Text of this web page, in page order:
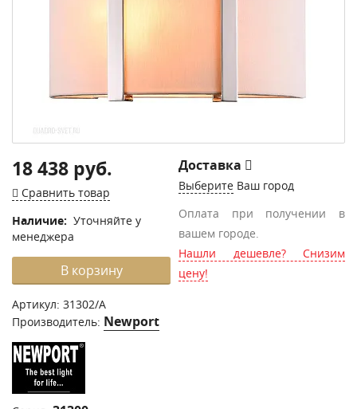
18 438 руб.
Сравнить товар
Наличие: Уточняйте у
менеджера
В корзину
Артикул: 31302/A
Производитель: Newport
Доставка
Выберите Ваш город
Оплата при получении в
вашем городе.
Нашли дешевле? Снизим
цену!